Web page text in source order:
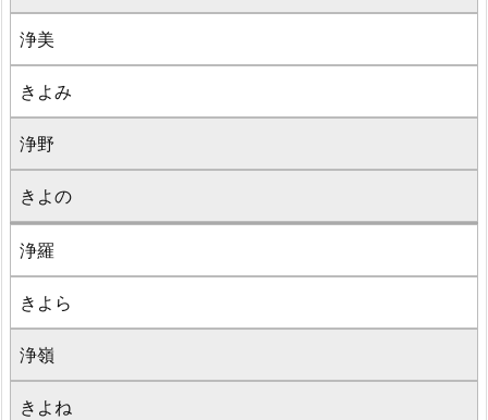
浄美
きよみ
浄野
きよの
浄羅
きよら
浄嶺
きよね